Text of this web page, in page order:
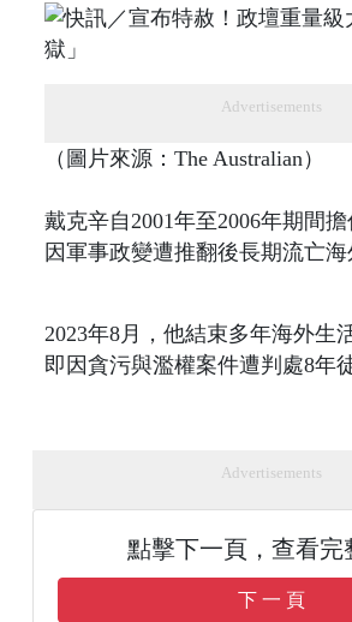
Advertisements
（圖片來源：The Australian）
戴克辛自2001年至2006年期間
因軍事政變遭推翻後長期流亡海
2023年8月，他結束多年海外生
即因貪污與濫權案件遭判處8年
Advertisements
點擊下一頁，查看完
下 一 頁